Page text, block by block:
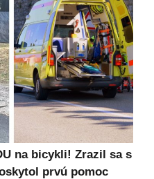
na bicykli! Zrazil sa s
prvú pomoc